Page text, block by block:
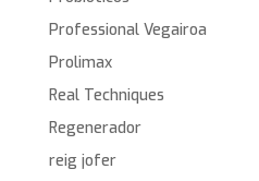
Professional Vegairoa
Prolimax
Real Techniques
Regenerador
reig jofer